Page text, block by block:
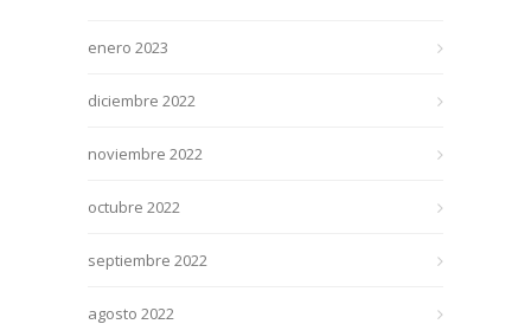
enero 2023
diciembre 2022
noviembre 2022
octubre 2022
septiembre 2022
agosto 2022